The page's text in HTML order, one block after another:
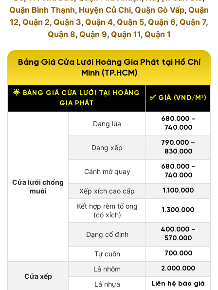
Quận Bình Thạnh, Huyện Củ Chi, Quận Gò Vấp, Quận
12, Quận 2, Quận 3, Quận 4, Quận 5, Quận 6, Quận 7,
Quận 8, Quận 9, Quận 11, Quận 1
Bảng Giá Cửa Lưới Hoàng Gia Phát tại Hồ Chí
Minh (TP.HCM)
🌟 BẢNG GIÁ CỬA LƯỚI TẠI HOÀNG
GIA PHÁT
✅ GIÁ (VND/M²)
Cửa lưới chống
muỗi
Dạng lùa
680.000 –
740.000
Dạng xếp
790.000 –
830.000
Cánh mở quay
680.000 –
740.000
Xếp xích cao cấp 1.100.000
Kết hợp rèm tổ ong
(có xích)
1.300.000
Dạng cố định
400.000 –
570.000
Tự cuốn 700.000
Cửa xếp
Lá nhôm 2.000.000
Lá nhựa Liên hệ báo giá